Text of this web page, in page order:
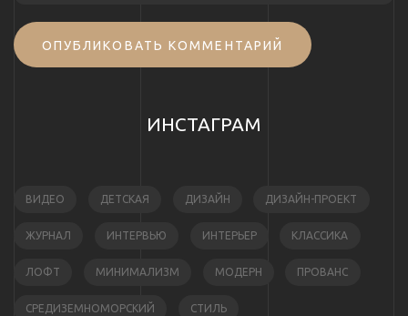
ОПУБЛИКОВАТЬ КОММЕНТАРИЙ
ИНСТАГРАМ
ВИДЕО ДЕТСКАЯ ДИЗАЙН ДИЗАЙН-ПРОЕКТ
ЖУРНАЛ ИНТЕРВЬЮ ИНТЕРЬЕР КЛАССИКА
ЛОФТ МИНИМАЛИЗМ МОДЕРН ПРОВАНС
СРЕДИЗЕМНОМОРСКИЙ СТИЛЬ